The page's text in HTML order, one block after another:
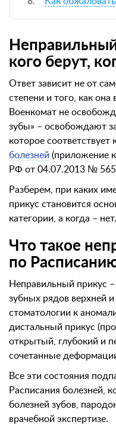
кого берут,
Ответ зависит не от
степени и того, как
Военкомат не
зубы» – освобождают
которое соответствует
болезней (приложение
РФ от 04.07.2013 №
Разберем, при каких
прикус становится
категории, а когда – нет.
Что такое
по
Неправильный прикус
зубных рядов верхней
стоматологии к
дистальный прикус
открытый, глубокий и
сочетанные
Все эти состояния
Расписания болезней,
болезней зубов,
врачебной экспертизе.